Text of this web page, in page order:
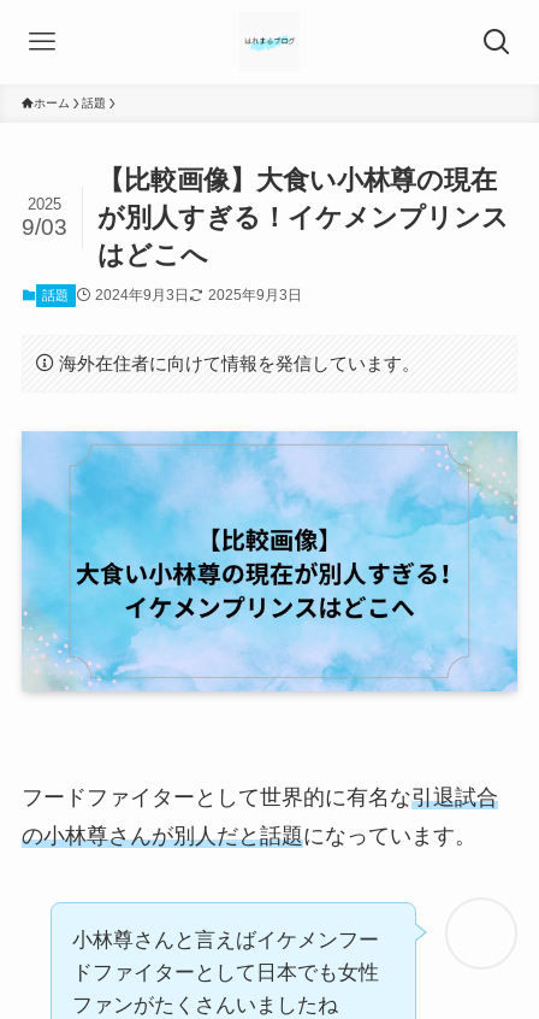
ホーム 話題
【比較画像】大食い小林尊の現在
が別人すぎる！イケメンプリンス
はどこへ
2025
9/03
話題 2024年9月3日 2025年9月3日
海外在住者に向けて情報を発信しています。
フードファイターとして世界的に有名な引退試合
の小林尊さんが別人だと話題になっています。
小林尊さんと言えばイケメンフー
ドファイターとして日本でも女性
ファンがたくさんいましたね